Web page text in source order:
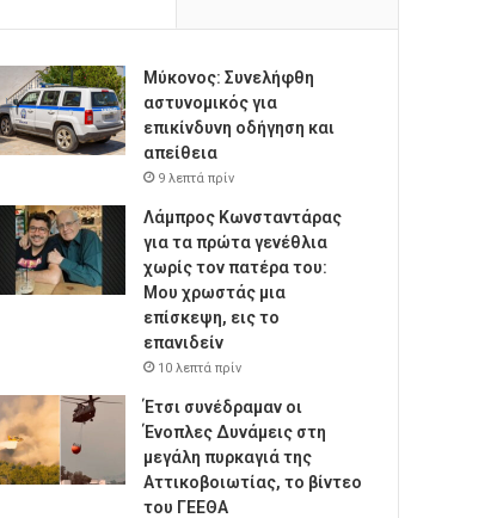
Μύκονος: Συνελήφθη
αστυνομικός για
επικίνδυνη οδήγηση και
απείθεια
9 λεπτά πρίν
Λάμπρος Κωνσταντάρας
για τα πρώτα γενέθλια
χωρίς τον πατέρα του:
Μου χρωστάς μια
επίσκεψη, εις το
επανιδείν
10 λεπτά πρίν
Έτσι συνέδραμαν οι
Ένοπλες Δυνάμεις στη
μεγάλη πυρκαγιά της
Αττικοβοιωτίας, το βίντεο
του ΓΕΕΘΑ